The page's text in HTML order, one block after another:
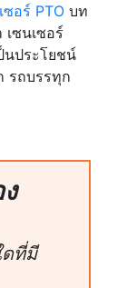
ซอร์ PTO บท
ซนเซอร์
นประโยชน์
รถบรรทุก
ที่มี